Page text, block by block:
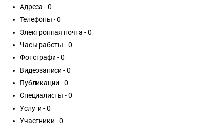
Адреса - 0
Телефоны - 0
Электронная почта - 0
Часы работы - 0
Фотографи - 0
Видеозаписи - 0
Публикации - 0
Специалисты - 0
Услуги - 0
Участники - 0